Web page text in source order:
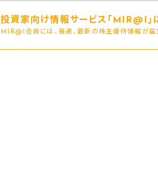
投資家向け情報サービス｢MIR@I｣に
MIR@I会員には、毎週、最新の株主優待情報が届